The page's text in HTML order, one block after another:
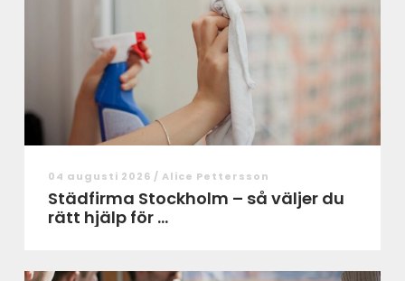
04 augusti 2026 / Alice Pettersson
Städfirma Stockholm – så väljer du
rätt hjälp för ...